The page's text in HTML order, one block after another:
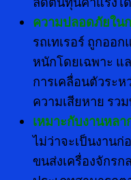
ความปลอดภัยใน
รถเทเรอร์ ถูกออ
หนักโดยเฉพาะ แ
การเคลื่อนตัวระ
ความเสียหาย รว
เหมาะกับงานหล
ไม่ว่าจะเป็นงานก่
ขนส่งเครื่องจักรก